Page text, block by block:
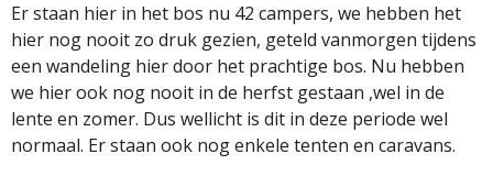
Er staan hier in het bos nu 42 campers, we hebben het
hier nog nooit zo druk gezien, geteld vanmorgen tijdens
een wandeling hier door het prachtige bos. Nu hebben
we hier ook nog nooit in de herfst gestaan ,wel in de
lente en zomer. Dus wellicht is dit in deze periode wel
normaal. Er staan ook nog enkele tenten en caravans.